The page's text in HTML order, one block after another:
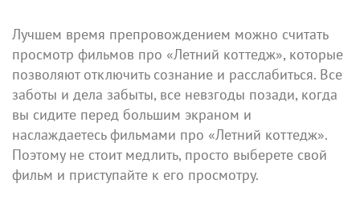
Лучшем время препровождением можно считать
просмотр фильмов про «Летний коттедж», которые
позволяют отключить сознание и расслабиться. Все
заботы и дела забыты, все невзгоды позади, когда
вы сидите перед большим экраном и
наслаждаетесь фильмами про «Летний коттедж».
Поэтому не стоит медлить, просто выберете свой
фильм и приступайте к его просмотру.